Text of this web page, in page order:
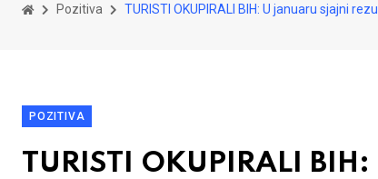
Pozitiva TURISTI OKUPIRALI BIH: U januaru sjajni
POZITIVA
TURISTI OKUPIRALI